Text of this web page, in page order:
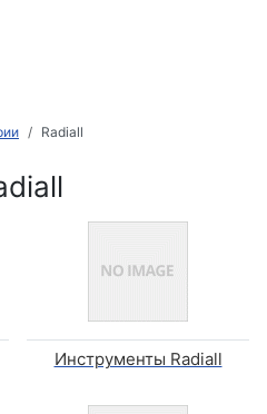
Radiall
Инструменты Radiall